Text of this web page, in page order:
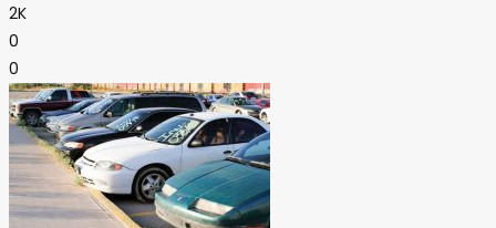
2K
0
0